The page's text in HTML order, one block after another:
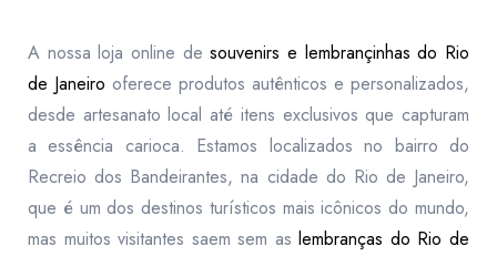
A nossa loja online desouvenirs e lembrançinhas do Rio
de Janeiro oferece produtos autênticos e personalizados,
desde artesanato local até itens exclusivos que capturam
a essência carioca. Estamos localizados no bairro do
Recreio dos Bandeirantes, na cidade do Rio de Janeiro,
que é um dos destinos turísticos mais icônicos do mundo,
mas muitos visitantes saem sem aslembranças do Rio de